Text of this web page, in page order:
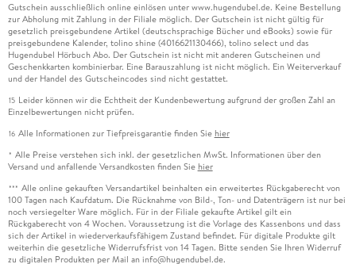
Gutschein ausschließlich online einlösen unter www.hugendubel.de. Keine Bestellung
zur Abholung mit Zahlung in der Filiale möglich. Der Gutschein ist nicht gültig für
gesetzlich preisgebundene Artikel (deutschsprachige Bücher und eBooks) sowie für
preisgebundene Kalender, tolino shine (4016621130466), tolino select und das
Hugendubel Hörbuch Abo. Der Gutschein ist nicht mit anderen Gutscheinen und
Geschenkkarten kombinierbar. Eine Barauszahlung ist nicht möglich. Ein Weiterverkauf
und der Handel des Gutscheincodes sind nicht gestattet.
15 Leider können wir die Echtheit der Kundenbewertung aufgrund der großen Zahl an
Einzelbewertungen nicht prüfen.
16 Alle Informationen zur Tiefpreisgarantie finden Sie hier
* Alle Preise verstehen sich inkl. der gesetzlichen MwSt. Informationen über den
Versand und anfallende Versandkosten finden Sie hier
*** Alle online gekauften Versandartikel beinhalten ein erweitertes Rückgaberecht von
100 Tagen nach Kaufdatum. Die Rücknahme von Bild-, Ton- und Datenträgern ist nur bei
noch versiegelter Ware möglich. Für in der Filiale gekaufte Artikel gilt ein
Rückgaberecht von 4 Wochen. Voraussetzung ist die Vorlage des Kassenbons und dass
sich der Artikel in wiederverkaufsfähigem Zustand befindet. Für digitale Produkte gilt
weiterhin die gesetzliche Widerrufsfrist von 14 Tagen. Bitte senden Sie Ihren Widerruf
zu digitalen Produkten per Mail an info@hugendubel.de.